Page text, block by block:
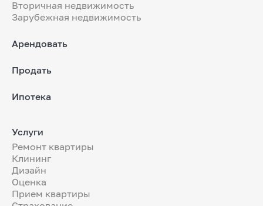
Вторичная недвижимость
Зарубежная недвижимость
Арендовать
Продать
Ипотека
Услуги
Ремонт квартиры
Клининг
Дизайн
Оценка
Прием квартиры